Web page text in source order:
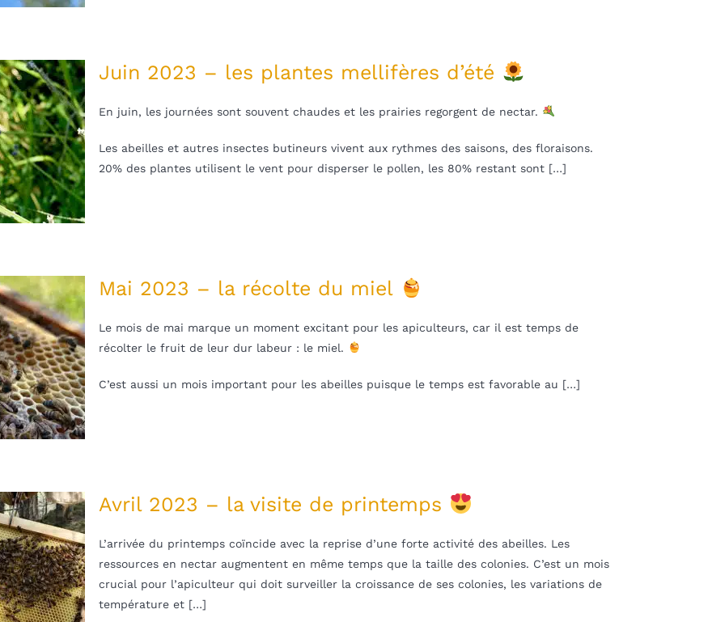
Juin 2023 – les plantes mellifères d’été
En juin, les journées sont souvent chaudes et les prairies regorgent de nectar.
Les abeilles et autres insectes butineurs vivent aux rythmes des saisons, des floraisons.
20% des plantes utilisent le vent pour disperser le pollen, les 80% restant sont […]
Mai 2023 – la récolte du miel
Le mois de mai marque un moment excitant pour les apiculteurs, car il est temps de
récolter le fruit de leur dur labeur : le miel.
C’est aussi un mois important pour les abeilles puisque le temps est favorable au […]
Avril 2023 – la visite de printemps
L’arrivée du printemps coïncide avec la reprise d’une forte activité des abeilles. Les
ressources en nectar augmentent en même temps que la taille des colonies. C’est un mois
crucial pour l’apiculteur qui doit surveiller la croissance de ses colonies, les variations de
température et […]